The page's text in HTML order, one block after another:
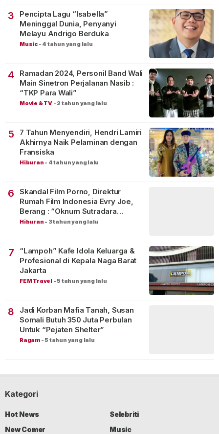
3
Pencipta Lagu “Isabella”
Meninggal Dunia, Penyanyi
Melayu Andrigo Berduka
Music - 4 tahun yang lalu
4
Ramadan 2024, Personil Band Wali
Main Sinetron Perjalanan Nasib :
“TKP Para Wali”
Movie & TV - 2 tahun yang lalu
5
7 Tahun Menyendiri, Hendri Lamiri
Akhirnya Naik Pelaminan dengan
Fransiska
Hiburan - 4 tahun yang lalu
6
Skandal Film Porno, Direktur
Rumah Film Indonesia Evry Joe,
Berang : “Oknum Sutradara
Merusak Perfilman Indonesia”!
Hiburan - 3 tahun yang lalu
7
“Lampoh” Kafe Idola Keluarga &
Profesional di Kepala Naga Barat
Jakarta
FEM Travel -5 tahun yang lalu
8
Jadi Korban Mafia Tanah, Susan
Somali Butuh 350 Juta Perbulan
Untuk “Pejaten Shelter”
Ragam -5 tahun yang lalu
Kategori
Hot News
Selebriti
New Comer
Music